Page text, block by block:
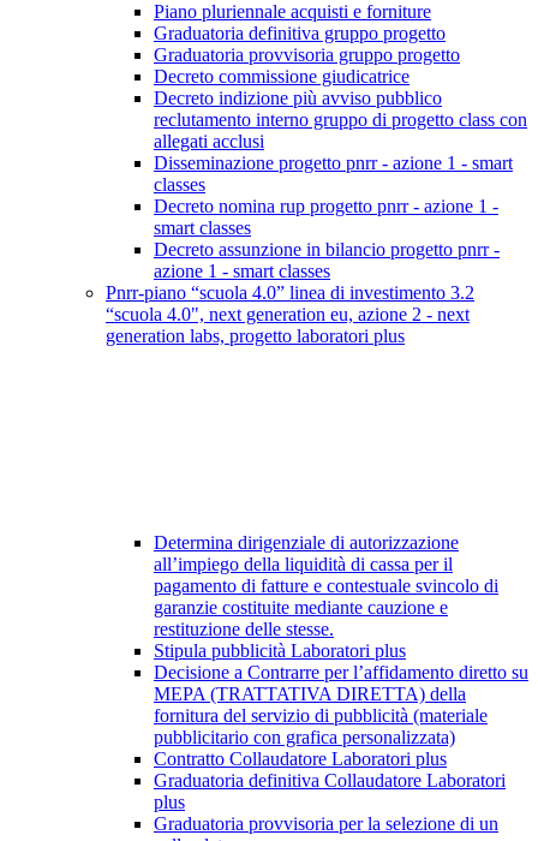
Piano pluriennale acquisti e forniture
Graduatoria definitiva gruppo progetto
Graduatoria provvisoria gruppo progetto
Decreto commissione giudicatrice
Decreto indizione più avviso pubblico
reclutamento interno gruppo di progetto class con
allegati acclusi
Disseminazione progetto pnrr - azione 1 - smart
classes
Decreto nomina rup progetto pnrr - azione 1 -
smart classes
Decreto assunzione in bilancio progetto pnrr -
azione 1 - smart classes
Pnrr-piano “scuola 4.0” linea di investimento 3.2
“scuola 4.0", next generation eu, azione 2 - next
generation labs, progetto laboratori plus
Determina dirigenziale di autorizzazione
all’impiego della liquidità di cassa per il
pagamento di fatture e contestuale svincolo di
garanzie costituite mediante cauzione e
restituzione delle stesse.
Stipula pubblicità Laboratori plus
Decisione a Contrarre per l’affidamento diretto su
MEPA (TRATTATIVA DIRETTA) della
fornitura del servizio di pubblicità (materiale
pubblicitario con grafica personalizzata)
Contratto Collaudatore Laboratori plus
Graduatoria definitiva Collaudatore Laboratori
plus
Graduatoria provvisoria per la selezione di un